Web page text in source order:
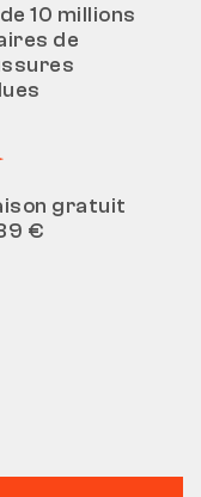
10 millions
de
gratuit
€